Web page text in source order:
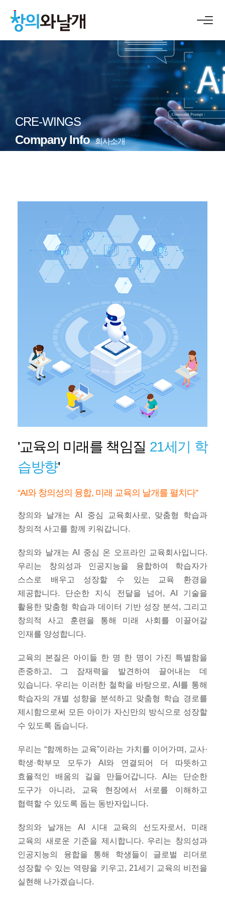
CRE-WINGS
Company Info 회사소개
'교육의 미래를 책임질 21세기 학
습방향'
“AI와 창의성의 융합, 미래 교육의 날개를 펼치다”
창의와 날개는 AI 중심 교육회사로, 맞춤형 학습과
창의적 사고를 함께 키워갑니다.
창의와 날개는 AI 중심 온 오프라인 교육회사입니다.
우리는 창의성과 인공지능을 융합하여 학습자가
스스로 배우고 성장할 수 있는 교육 환경을
제공합니다. 단순한 지식 전달을 넘어, AI 기술을
활용한 맞춤형 학습과 데이터 기반 성장 분석, 그리고
창의적 사고 훈련을 통해 미래 사회를 이끌어갈
인재를 양성합니다.
교육의 본질은 아이들 한 명 한 명이 가진 특별함을
존중하고, 그 잠재력을 발견하여 끌어내는 데
있습니다. 우리는 이러한 철학을 바탕으로, AI를 통해
학습자의 개별 성향을 분석하고 맞춤형 학습 경로를
제시함으로써 모든 아이가 자신만의 방식으로 성장할
수 있도록 돕습니다.
우리는 “함께하는 교육”이라는 가치를 이어가며, 교사·
학생·학부모 모두가 AI와 연결되어 더 따뜻하고
효율적인 배움의 길을 만들어갑니다. AI는 단순한
도구가 아니라, 교육 현장에서 서로를 이해하고
협력할 수 있도록 돕는 동반자입니다.
창의와 날개는 AI 시대 교육의 선도자로서, 미래
교육의 새로운 기준을 제시합니다. 우리는 창의성과
인공지능의 융합을 통해 학생들이 글로벌 리더로
성장할 수 있는 역량을 키우고, 21세기 교육의 비전을
실현해 나가겠습니다.